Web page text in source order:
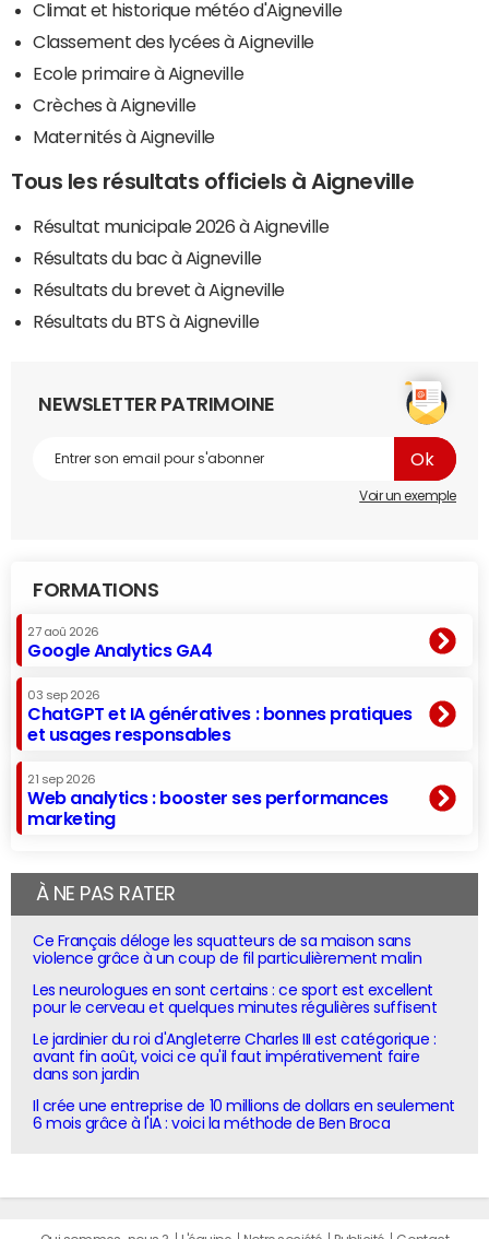
Climat et historique météo d'Aigneville
Classement des lycées à Aigneville
Ecole primaire à Aigneville
Crèches à Aigneville
Maternités à Aigneville
Tous les résultats officiels à Aigneville
Résultat municipale 2026 à Aigneville
Résultats du bac à Aigneville
Résultats du brevet à Aigneville
Résultats du BTS à Aigneville
NEWSLETTER PATRIMOINE
Voir un exemple
FORMATIONS
27 aoû 2026
Google Analytics GA4
03 sep 2026
ChatGPT et IA génératives : bonnes pratiques
et usages responsables
21 sep 2026
Web analytics : booster ses performances
marketing
À NE PAS RATER
Ce Français déloge les squatteurs de sa maison sans
violence grâce à un coup de fil particulièrement malin
Les neurologues en sont certains : ce sport est excellent
pour le cerveau et quelques minutes régulières suffisent
Le jardinier du roi d'Angleterre Charles III est catégorique :
avant fin août, voici ce qu'il faut impérativement faire
dans son jardin
Il crée une entreprise de 10 millions de dollars en seulement
6 mois grâce à l'IA : voici la méthode de Ben Broca